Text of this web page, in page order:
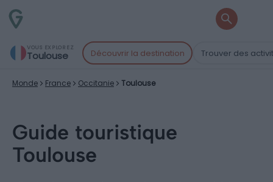
VOUS EXPLOREZ
Toulouse Découvrir la destination Trouver des
Monde France Occitanie Toulouse
Guide touristique
Toulouse